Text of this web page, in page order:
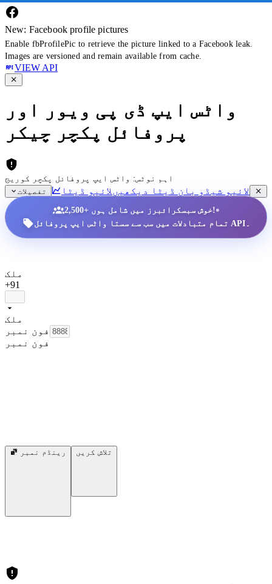
New: Facebook profile pictures
Enable fbProfilePic to retrieve the picture linked to a Facebook leak.
Images are versioned and remain available from cache.
VIEW API
واٹس ایپ ڈی پی ویور اور
پروفائل پکچر چیکر
اہم نوٹس: واٹس ایپ پروفائل پکچر کوریج
تفصیلات
لائیو شیڈو بان ڈیٹا دیکھیں لائیو ڈیٹا
2,500+ خوش سبسکرائبرز میں شامل ہوں!•
تمام متبادلات میں سب سے سستا واٹس ایپ پروفائل API۔
ملک
+91
ملک
فون نمبر
فون نمبر
رینڈم نمبر تلاش کریں